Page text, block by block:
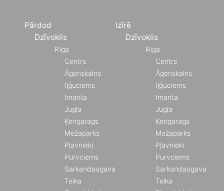
Pārdod
Dzīvoklis
Rīga
Centrs
Āgenskalns
Iļģuciems
Imanta
Jugla
Ķengarags
Mežaparks
Pļavnieki
Purvciems
Sarkandaugava
Teika
Izīrē
Dzīvoklis
Rīga
Centrs
Āgenskalns
Iļģuciems
Imanta
Jugla
Ķengarags
Mežaparks
Pļavnieki
Purvciems
Sarkandaugava
Teika